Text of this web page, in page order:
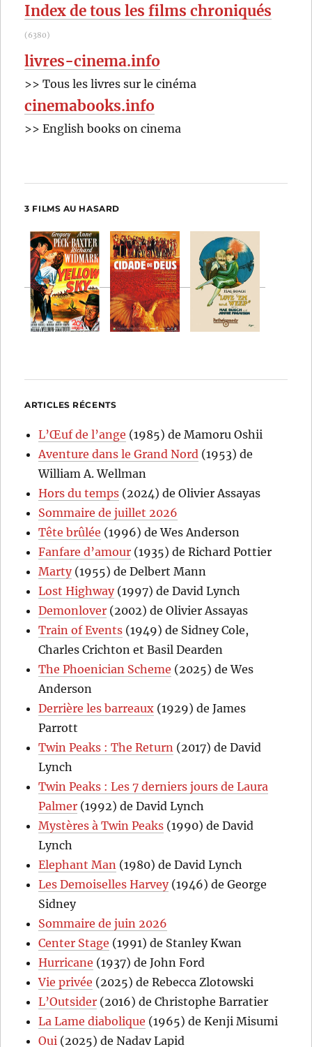
Index de tous les films chroniqués
(6380)
livres-cinema.info
>> Tous les livres sur le cinéma
cinemabooks.info
>> English books on cinema
3 FILMS AU HASARD
ARTICLES RÉCENTS
L’Œuf de l’ange (1985) de Mamoru Oshii
Aventure dans le Grand Nord (1953) de
William A. Wellman
Hors du temps (2024) de Olivier Assayas
Sommaire de juillet 2026
Tête brûlée (1996) de Wes Anderson
Fanfare d’amour (1935) de Richard Pottier
Marty(1955) de Delbert Mann
Lost Highway(1997) de David Lynch
Demonlover (2002) de Olivier Assayas
Train of Events (1949) de Sidney Cole,
Charles Crichton et Basil Dearden
The Phoenician Scheme (2025) de Wes
Anderson
Derrière les barreaux (1929) de James
Parrott
Twin Peaks : The Return (2017) de David
Lynch
Twin Peaks : Les 7 derniers jours de Laura
Palmer (1992) de David Lynch
Mystères à Twin Peaks (1990) de David
Lynch
Elephant Man (1980) de David Lynch
Les Demoiselles Harvey(1946) de George
Sidney
Sommaire de juin 2026
Center Stage (1991) de Stanley Kwan
Hurricane (1937) de John Ford
Vie privée (2025) de Rebecca Zlotowski
L’Outsider (2016) de Christophe Barratier
La Lame diabolique (1965) de Kenji Misumi
Oui (2025) de Nadav Lapid